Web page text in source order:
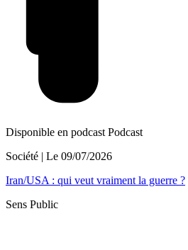
Disponible en podcast Podcast
Société | Le 09/07/2026
Iran/USA : qui veut vraiment la guerre ?
Sens Public